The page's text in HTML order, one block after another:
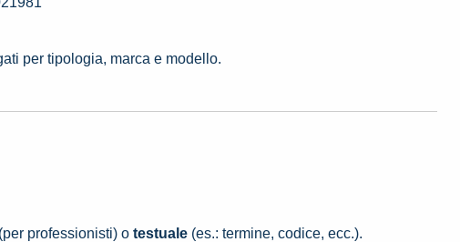
per tipologia, marca e modello.
(per professionisti) o testuale (es.: termine, codice, ecc.).